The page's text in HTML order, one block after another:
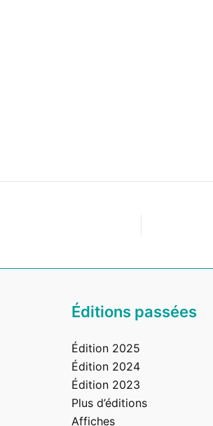
Éditions passées
Édition 2025
Édition 2024
Édition 2023
Plus d’éditions
Affiches